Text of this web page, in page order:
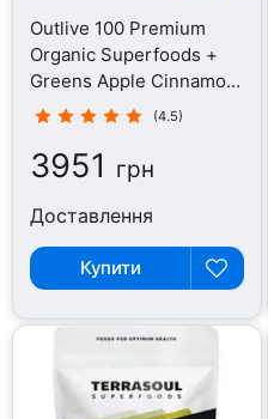
Outlive 100 Premium
Organic Superfoods +
Greens Apple Cinnamon,
Суперфуд, 510 г(4.5)
3951 грн
Доставлення
Купити